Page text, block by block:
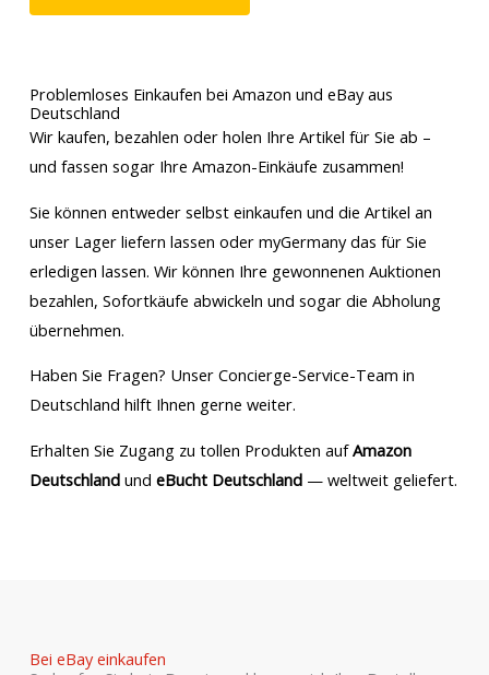
Problemloses Einkaufen bei Amazon und eBay aus
Deutschland
Wir kaufen, bezahlen oder holen Ihre Artikel für Sie ab –
und fassen sogar Ihre Amazon-Einkäufe zusammen!
Sie können entweder selbst einkaufen und die Artikel an
unser Lager liefern lassen oder myGermany das für Sie
erledigen lassen. Wir können Ihre gewonnenen Auktionen
bezahlen, Sofortkäufe abwickeln und sogar die Abholung
übernehmen.
Haben Sie Fragen? Unser Concierge-Service-Team in
Deutschland hilft Ihnen gerne weiter.
Erhalten Sie Zugang zu tollen Produkten aufAmazon
Deutschlandund eBucht Deutschland— weltweit geliefert.
Bei eBay einkaufen